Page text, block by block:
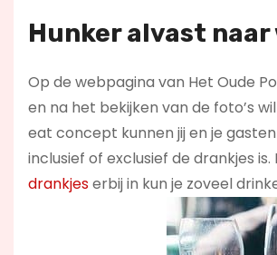
Hunker alvast
Op de webpagina van Het Oude
en na het bekijken van de foto’s
eat concept kunnen jij en je
inclusief of exclusief de drankjes
drankjeserbij in kun je zoveel